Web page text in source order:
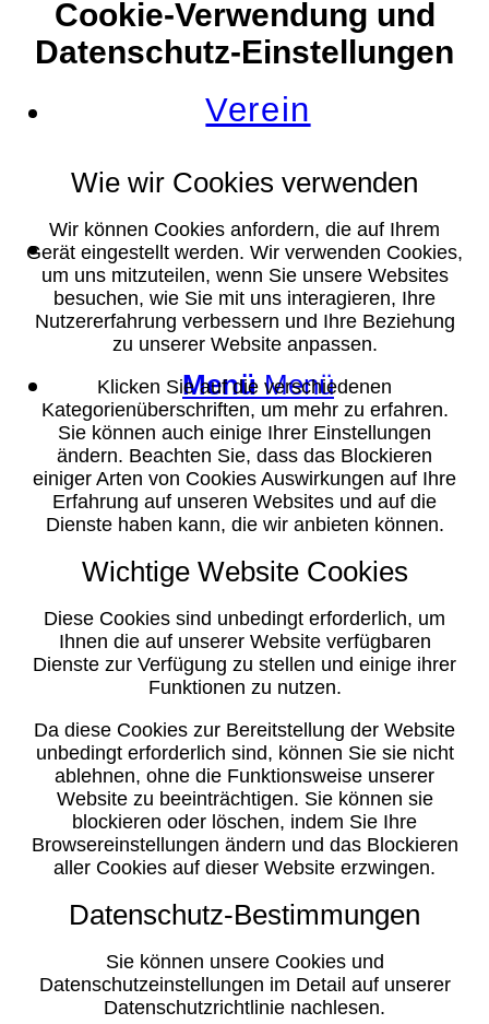
Verein
Suche
Menü Menü
Cookie-Verwendung und
Datenschutz-Einstellungen
Wie wir Cookies verwenden
Wir können Cookies anfordern, die auf Ihrem
Gerät eingestellt werden. Wir verwenden Cookies,
um uns mitzuteilen, wenn Sie unsere Websites
besuchen, wie Sie mit uns interagieren, Ihre
Nutzererfahrung verbessern und Ihre Beziehung
zu unserer Website anpassen.
Klicken Sie auf die verschiedenen
Kategorienüberschriften, um mehr zu erfahren.
Sie können auch einige Ihrer Einstellungen
ändern. Beachten Sie, dass das Blockieren
einiger Arten von Cookies Auswirkungen auf Ihre
Erfahrung auf unseren Websites und auf die
Dienste haben kann, die wir anbieten können.
Wichtige Website Cookies
Diese Cookies sind unbedingt erforderlich, um
Ihnen die auf unserer Website verfügbaren
Dienste zur Verfügung zu stellen und einige ihrer
Funktionen zu nutzen.
Da diese Cookies zur Bereitstellung der Website
unbedingt erforderlich sind, können Sie sie nicht
ablehnen, ohne die Funktionsweise unserer
Website zu beeinträchtigen. Sie können sie
blockieren oder löschen, indem Sie Ihre
Browsereinstellungen ändern und das Blockieren
aller Cookies auf dieser Website erzwingen.
Datenschutz-Bestimmungen
Sie können unsere Cookies und
Datenschutzeinstellungen im Detail auf unserer
Datenschutzrichtlinie nachlesen.